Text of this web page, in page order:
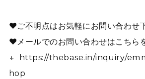
❤︎ご不明点はお気軽にお問い合わせ
❤︎メールでのお問い合わせはこちら
↓
https://thebase.in/inquiry/
hop